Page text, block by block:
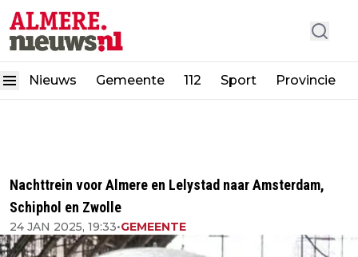
Nieuws Gemeente 112 Sport Provincie
Nachttrein voor Almere en Lelystad naar Amsterdam,
Schiphol en Zwolle
24 JAN 2025, 19:33•GEMEENTE